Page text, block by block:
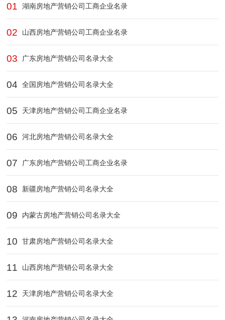
01 湖南房地产营销公司工商企业名录
02 山西房地产营销公司工商企业名录
03 广东房地产营销公司名录大全
04 全国房地产营销公司名录大全
05 天津房地产营销公司工商企业名录
06 河北房地产营销公司名录大全
07 广东房地产营销公司工商企业名录
08 新疆房地产营销公司名录大全
09 内蒙古房地产营销公司名录大全
10 甘肃房地产营销公司名录大全
11 山西房地产营销公司名录大全
12 天津房地产营销公司名录大全